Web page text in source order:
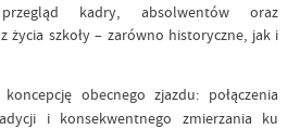
kadry, absolwentów oraz
życia szkoły – zarówno historyczne, jak i
obecnego zjazdu: połączenia
i konsekwentnego zmierzania ku